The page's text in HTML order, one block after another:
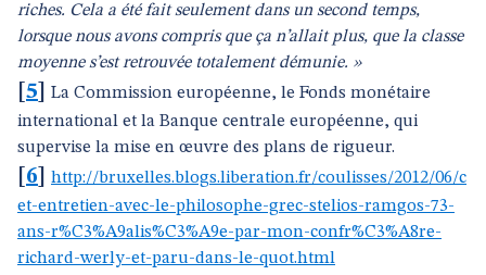
riches. Cela a été fait seulement dans un second temps,
lorsque nous avons compris que ça n’allait plus, que la classe
moyenne s’est retrouvée totalement démunie. »
5
La Commission européenne, le Fonds monétaire
international et la Banque centrale européenne, qui
supervise la mise en œuvre des plans de rigueur.
6
http://bruxelles.blogs.liberation.fr/coulisses/2012/06/c
et-entretien-avec-le-philosophe-grec-stelios-ramgos-73-
ans-r%C3%A9alis%C3%A9e-par-mon-confr%C3%A8re-
richard-werly-et-paru-dans-le-quot.html